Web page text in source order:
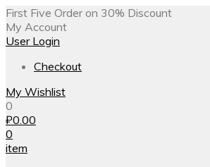
First Five Order on 30% Discount
My Account
User Login
Checkout
My Wishlist
0
₽0.00
0
item